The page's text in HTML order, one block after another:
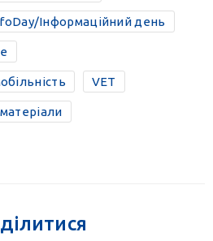
Інформаційний день
VET